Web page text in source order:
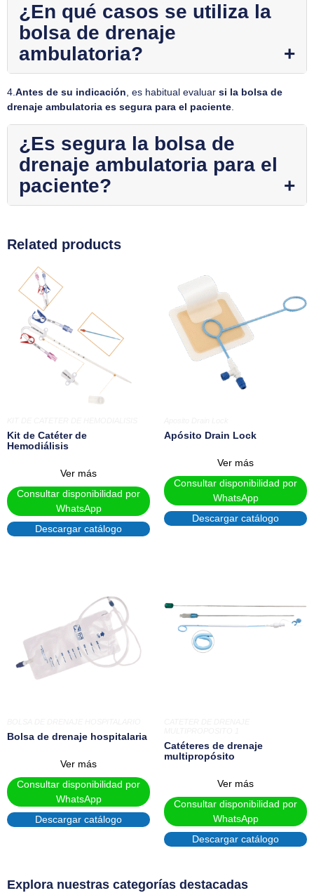
¿En qué casos se utiliza la
bolsa de drenaje
ambulatoria?
4. Antes de su indicación , es habitual evaluar si la bolsa de
drenaje ambulatoria es segura para el paciente
¿Es segura la bolsa de
drenaje ambulatoria para el
paciente?
Related products
Kit de Catéter de
Hemodiálisis
Ver más
Consultar disponibilidad por
WhatsApp
Descargar catálogo
Apósito Drain Lock
Ver más
Consultar disponibilidad por
WhatsApp
Descargar catálogo
Bolsa de drenaje hospitalaria
Ver más
Consultar disponibilidad por
WhatsApp
Descargar catálogo
Catéteres de drenaje
multipropósito
Ver más
Consultar disponibilidad por
WhatsApp
Descargar catálogo
Explora nuestras categorías destacadas